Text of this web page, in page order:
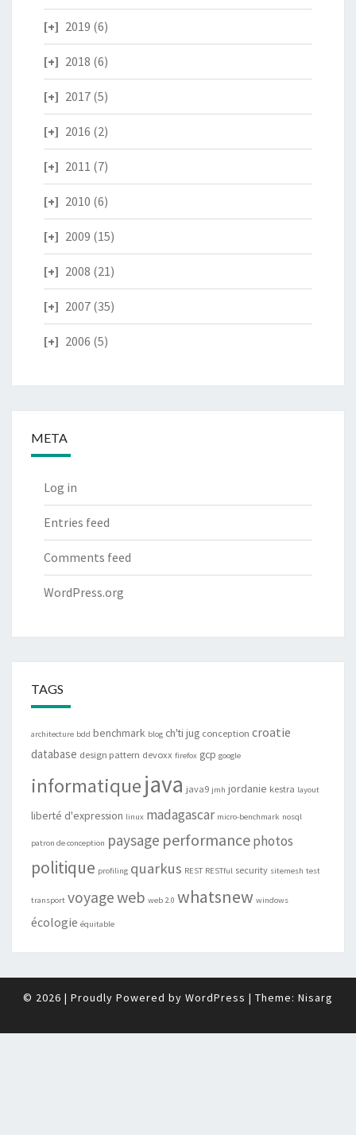
2019 (6)
2018 (6)
2017 (5)
2016 (2)
2011 (7)
2010 (6)
2009 (15)
2008 (21)
2007 (35)
2006 (5)
META
Log in
Entries feed
Comments feed
WordPress.org
TAGS
architecture bdd benchmark blog ch'ti jug conception croatie
database design pattern devoxx firefox gcp google
informatiquejava java9 jmh jordanie kestra layout
liberté d'expression linux madagascar micro-benchmark nosql
patron de conception paysage performancephotos
politique profiling quarkus REST RESTful security sitemesh test
transport voyageweb web 2.0 whatsnew windows
écologie équitable
© 2026 | Proudly Powered by WordPress | Theme: Nisarg